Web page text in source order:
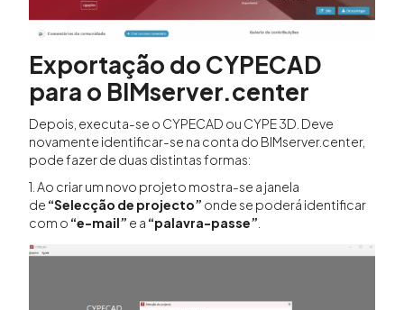
Exportação do CYPECAD
para o BIMserver.center
Depois, executa-se o CYPECAD ou CYPE 3D. Deve
novamente identificar-se na conta do BIMserver.center,
pode fazer de duas distintas formas:
1. Ao criar um novo projeto mostra-se a janela
de “Selecção de projecto” onde se poderá identificar
com o “e-mail” e a “palavra-passe”